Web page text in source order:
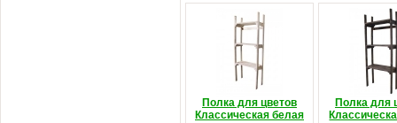
Полка для цветов
Классическая белая
Полка для